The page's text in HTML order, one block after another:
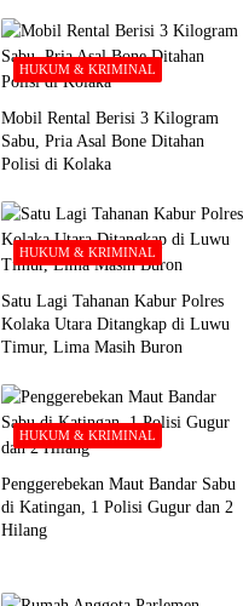
HUKUM & KRIMINAL
Mobil Rental Berisi 3 Kilogram
Sabu, Pria Asal Bone Ditahan
Polisi di Kolaka
HUKUM & KRIMINAL
Satu Lagi Tahanan Kabur Polres
Kolaka Utara Ditangkap di Luwu
Timur, Lima Masih Buron
HUKUM & KRIMINAL
Penggerebekan Maut Bandar Sabu
di Katingan, 1 Polisi Gugur dan 2
Hilang